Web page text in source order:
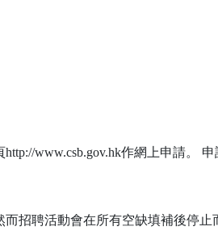
www.csb.gov.hk作網上申請。 申
招聘活動會在所有空缺填補後停止